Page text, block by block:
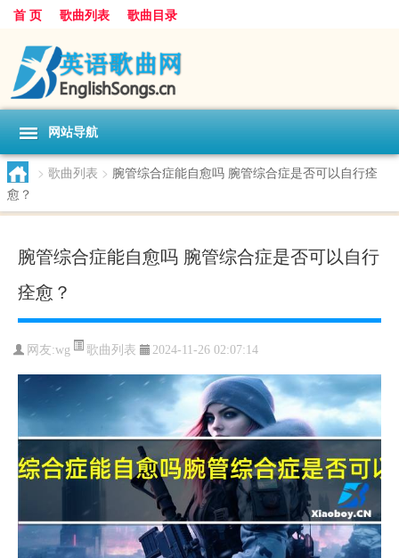
首 页 歌曲列表 歌曲目录
网站导航
> 歌曲列表 > 腕管综合症能自愈吗 腕管综合症是否可以自行痊
愈？
腕管综合症能自愈吗 腕管综合症是否可以自行
痊愈？
网友:wg 歌曲列表 2024-11-26 02:07:14